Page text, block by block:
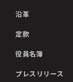
沿革
定款
役員名簿
プレスリリース